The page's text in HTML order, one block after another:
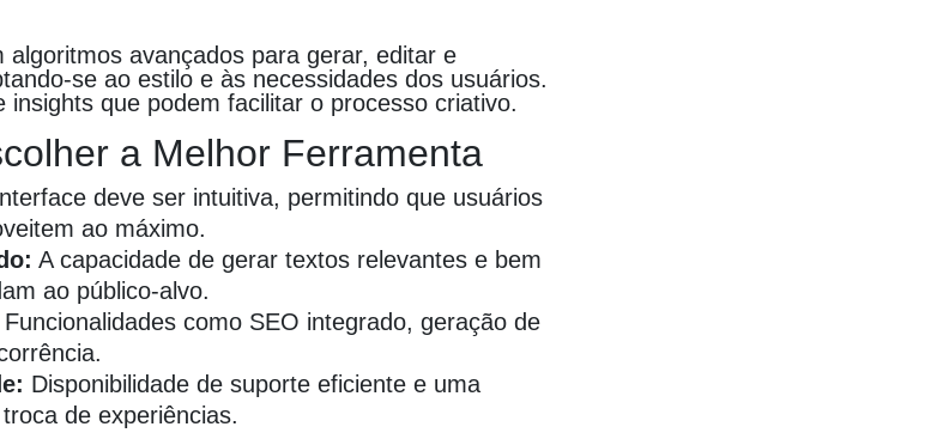
algoritmos avançados para gerar, editar e
se ao estilo e às necessidades dos usuários.
insights que podem facilitar o processo criativo.
a Melhor Ferramenta
deve ser intuitiva, permitindo que usuários
ao máximo.
A capacidade de gerar textos relevantes e bem
ao público-alvo.
Funcionalidades como SEO integrado, geração de
Disponibilidade de suporte eficiente e uma
de experiências.